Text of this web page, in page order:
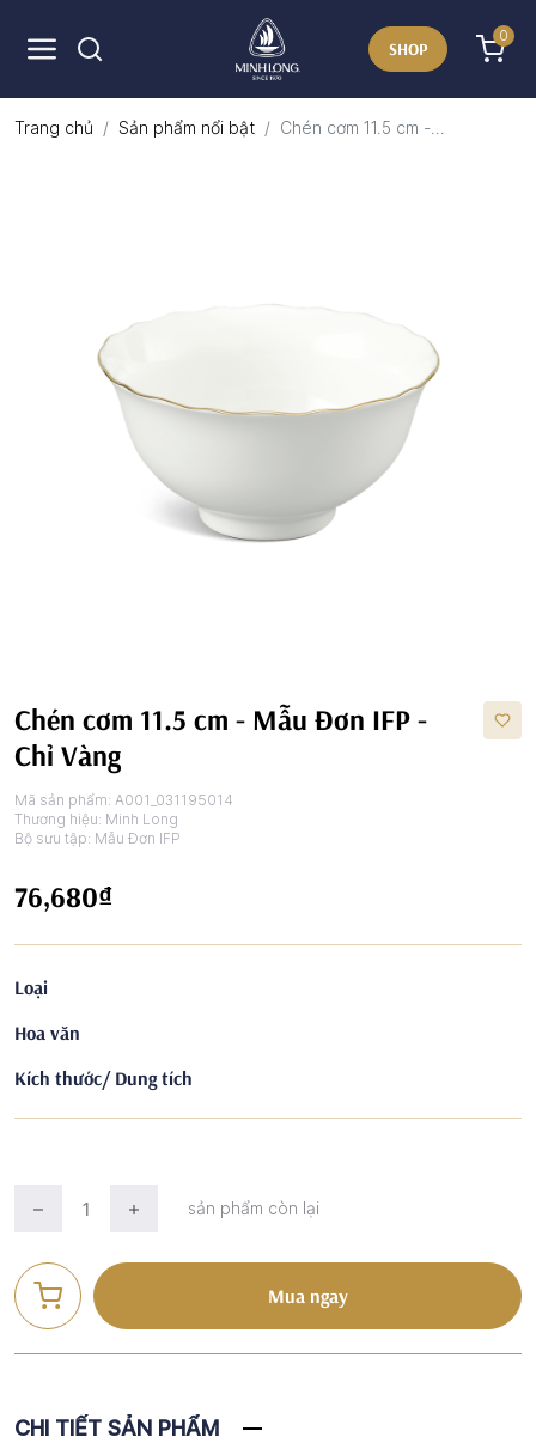
SHOP
0
Trang chủ Sản phẩm nổi bật Chén cơm 11.5 cm -...
Chén cơm 11.5 cm - Mẫu Đơn IFP -
Chỉ Vàng
Mã sản phẩm: A001_031195014
Thương hiệu: Minh Long
Bộ sưu tập: Mẫu Đơn IFP
76,680₫
Loại
Hoa văn
Kích thước/ Dung tích
sản phẩm còn lại
Mua ngay
CHI TIẾT SẢN PHẨM